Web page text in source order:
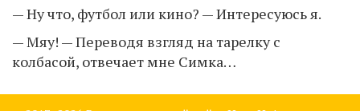
— Ну что, футбол или кино? — Интересуюсь я.
— Мяу! — Переводя взгляд на тарелку с
колбасой, отвечает мне Симка…